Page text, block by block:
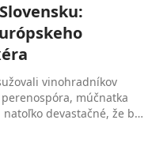
vinohradníkov
múčnatka
devastačné, že by